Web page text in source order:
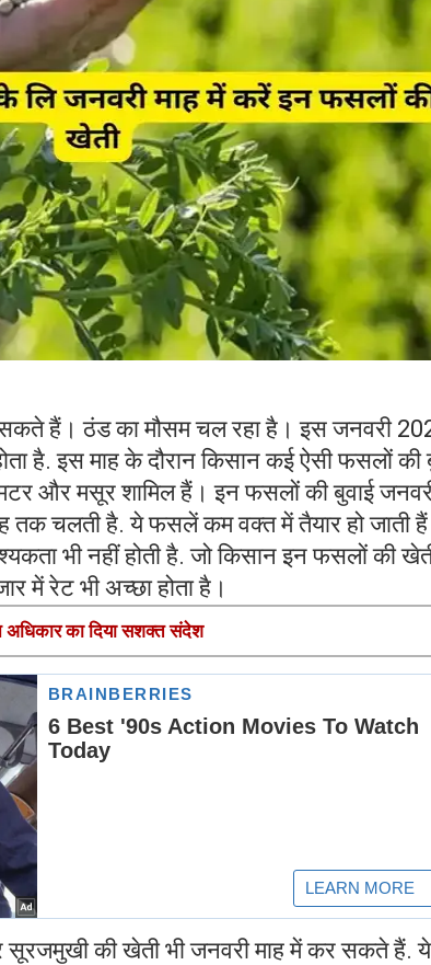
हैं। ठंड का मौसम चल रहा है। इस जनवरी
है. इस माह के दौरान किसान कई ऐसी फसलों की
और मसूर शामिल हैं। इन फसलों की बुवाई
तक चलती है. ये फसलें कम वक्त में तैयार हो जाती
भी नहीं होती है. जो किसान इन फसलों की
में रेट भी अच्छा होता है।
अधिकार का दिया सशक्त संदेश
की खेती भी जनवरी माह में कर सकते हैं.